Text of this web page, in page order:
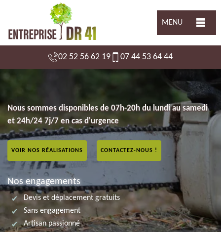
MENU
02 52 56 62 19 07 44 53 64 44
Nous sommes disponibles de 07h-20h du lundi au samedi
et 24h/24 7j/7 en cas d'urgence
VOIR NOS RÉALISATIONS CONTACTEZ-NOUS !
Nos engagements
Devis et déplacement gratuits
Sans engagement
Artisan passionné